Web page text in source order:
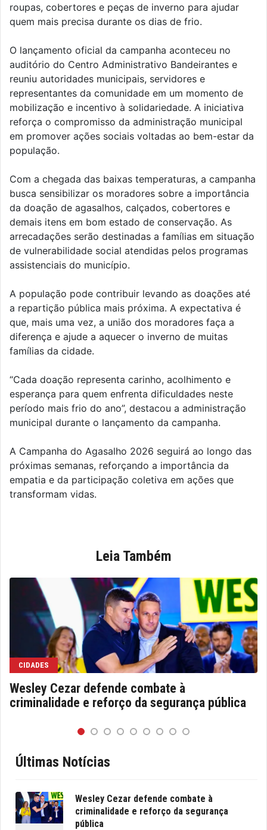
roupas, cobertores e peças de inverno para ajudar
quem mais precisa durante os dias de frio.
O lançamento oficial da campanha aconteceu no
auditório do Centro Administrativo Bandeirantes e
reuniu autoridades municipais, servidores e
representantes da comunidade em um momento de
mobilização e incentivo à solidariedade. A iniciativa
reforça o compromisso da administração municipal
em promover ações sociais voltadas ao bem-estar da
população.
Com a chegada das baixas temperaturas, a campanha
busca sensibilizar os moradores sobre a importância
da doação de agasalhos, calçados, cobertores e
demais itens em bom estado de conservação. As
arrecadações serão destinadas a famílias em situação
de vulnerabilidade social atendidas pelos programas
assistenciais do município.
A população pode contribuir levando as doações até
a repartição pública mais próxima. A expectativa é
que, mais uma vez, a união dos moradores faça a
diferença e ajude a aquecer o inverno de muitas
famílias da cidade.
“Cada doação representa carinho, acolhimento e
esperança para quem enfrenta dificuldades neste
período mais frio do ano”, destacou a administração
municipal durante o lançamento da campanha.
A Campanha do Agasalho 2026 seguirá ao longo das
próximas semanas, reforçando a importância da
empatia e da participação coletiva em ações que
transformam vidas.
Leia Também
CIDADES
Wesley Cezar defende combate à
criminalidade e reforço da segurança pública
Últimas Notícias
Wesley Cezar defende combate à
criminalidade e reforço da segurança
pública